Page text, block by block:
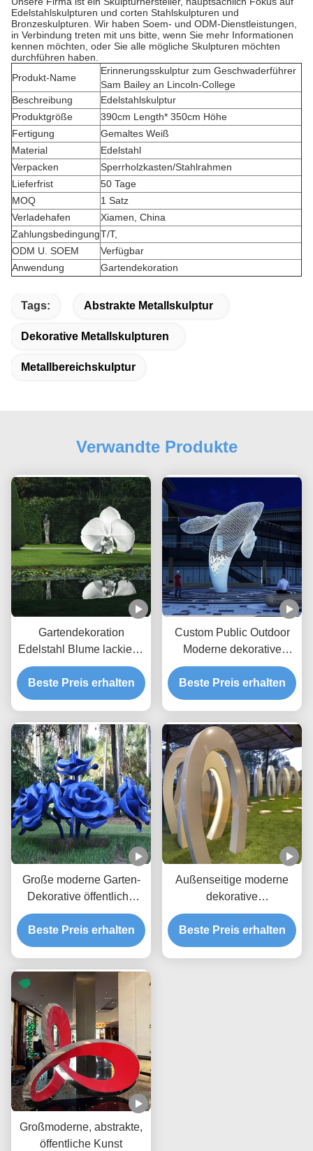
Edelstahlskulpturen und corten Stahlskulpturen und
Bronzeskulpturen. Wir haben Soem- und ODM-Dienstleistungen,
in Verbindung treten mit uns bitte, wenn Sie mehr Informationen
kennen möchten, oder Sie alle mögliche Skulpturen möchten
durchführen haben.
Produkt-Name
Erinnerungsskulptur zum Geschwaderführer
Sam Bailey an Lincoln-College
Beschreibung
Edelstahlskulptur
Produktgröße
390cm Length* 350cm Höhe
Fertigung
Gemaltes Weiß
Material
Edelstahl
Verpacken
Sperrholzkasten/Stahlrahmen
Lieferfrist
50 Tage
MOQ
1 Satz
Verladehafen
Xiamen, China
ZahlungsbedingungT/T,
ODM U. SOEM
Verfügbar
Anwendung
Gartendekoration
Tags: Abstrakte Metallskulptur
Dekorative Metallskulpturen
Metallbereichskulptur
Verwandte Produkte
Gartendekoration
Edelstahl Blume lackierte
Skulptur
Beste Preis erhalten
Custom Public Outdoor
Moderne dekorative
Stahlskulptur Metallstatue
Riesenweißer Wal
Beste Preis erhalten
Große moderne Garten-
Dekorative öffentliche
Kunst lackierte Edelstahl
Blume Rose Skulptur
Beste Preis erhalten
Außenseitige moderne
dekorative
Stahlskulpturen für den
öffentlichen Gebrauch
Beste Preis erhalten
Großmoderne, abstrakte,
öffentliche Kunst